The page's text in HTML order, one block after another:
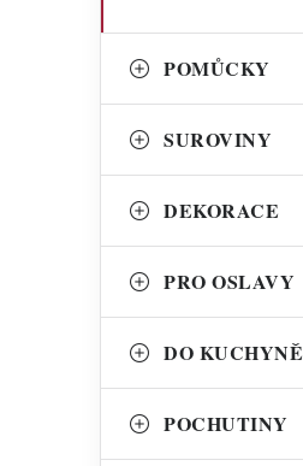
POMŮCKY
SUROVINY
DEKORACE
PRO OSLAVY
DO KUCHYNĚ
POCHUTINY